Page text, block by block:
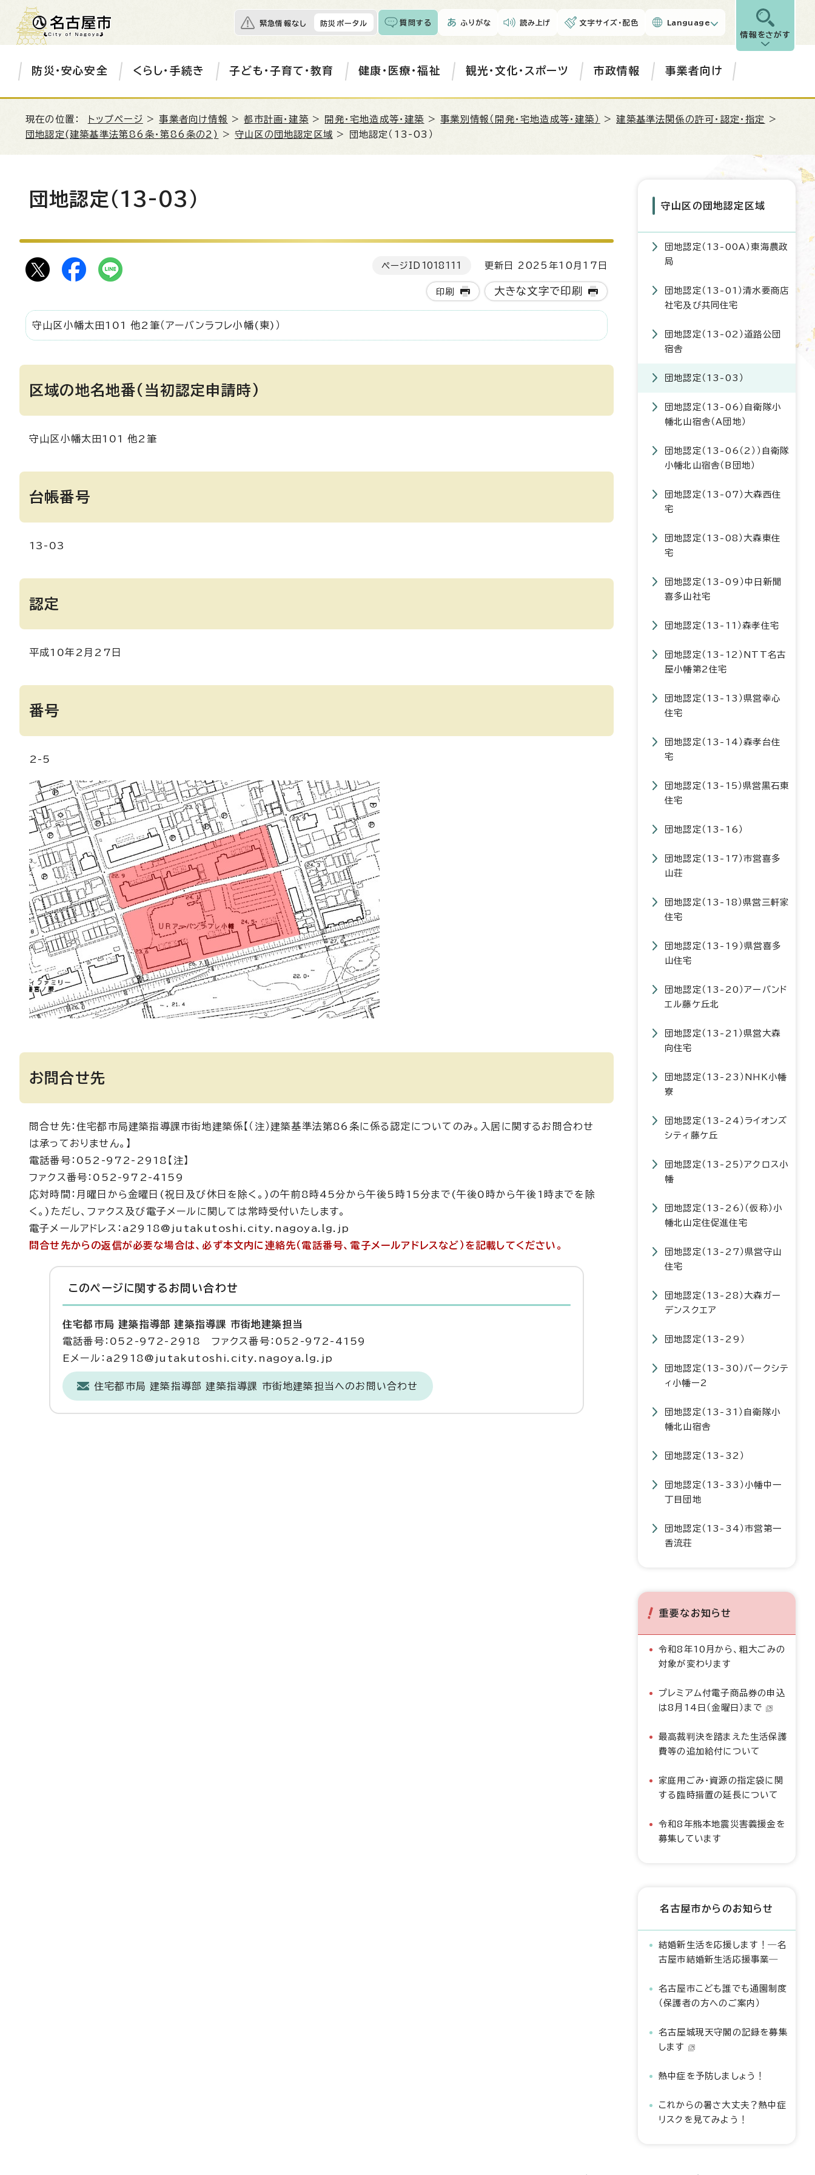
緊急情報なし 防災ポータル 質問する ふりがな 読み上げ 文字サイズ・配色 Language
情報をさがす
防災・安心安全 くらし・手続き 子ども・子育て・教育 健康・医療・福祉 観光・文化・スポーツ 市政情報 事業者向け
現在の位置： トップページ >事業者向け情報 >都市計画・建築 > 開発・宅地造成等・建築 >事業別情報（開発・宅地造成等・建築） >建築基準法関係の許可・認定・指定
>
団地認定(建築基準法第86条・第86条の2)
>守山区の団地認定区域 > 団地認定（13-03）
団地認定（13-03）
ページID 1018111 更新日 2025年10月17日
印刷 大きな文字で印刷
守山区小幡太田101 他2筆（アーバンラフレ小幡(東)）
区域の地名地番(当初認定申請時)
守山区小幡太田101 他2筆
台帳番号
13-03
認定
平成10年2月27日
番号
2-5
お問合せ先
問合せ先：住宅都市局建築指導課市街地建築係【（注）建築基準法第86条に係る認定についてのみ。入居に関するお問合わせ
は承っておりません。】
電話番号：052-972-2918【注】
ファクス番号：052-972-4159
応対時間：月曜日から金曜日(祝日及び休日を除く。)の午前8時45分から午後5時15分まで(午後0時から午後1時までを除
く。)ただし、ファクス及び電子メールに関しては常時受付いたします。
電子メールアドレス：a2918@jutakutoshi.city.nagoya.lg.jp
問合せ先からの返信が必要な場合は、必ず本文内に連絡先（電話番号、電子メールアドレスなど）を記載してください。
このページに関する お問い合わせ
住宅都市局 建築指導部 建築指導課 市街地建築担当
電話番号：052-972-2918 ファクス番号：052-972-4159
Eメール：a2918@jutakutoshi.city.nagoya.lg.jp
住宅都市局 建築指導部 建築指導課 市街地建築担当へのお問い合わせ
守山区の団地認定区域
団地認定（13-00A）東海農政
局
団地認定（13-01）清水要商店
社宅及び共同住宅
団地認定（13-02）道路公団
宿舎
団地認定（13-03）
団地認定（13-06）自衛隊小
幡北山宿舎（A団地）
団地認定（13-06（2））自衛隊
小幡北山宿舎（B団地）
団地認定（13-07）大森西住
宅
団地認定（13-08）大森東住
宅
団地認定（13-09）中日新聞
喜多山社宅
団地認定（13-11）森孝住宅
団地認定（13-12）NTT名古
屋小幡第2住宅
団地認定（13-13）県営幸心
住宅
団地認定（13-14）森孝台住
宅
団地認定（13-15）県営黒石東
住宅
団地認定（13-16）
団地認定（13-17）市営喜多
山荘
団地認定（13-18）県営三軒家
住宅
団地認定（13-19）県営喜多
山住宅
団地認定（13-20）アーバンド
エル藤ケ丘北
団地認定（13-21）県営大森
向住宅
団地認定（13-23）NHK小幡
寮
団地認定（13-24）ライオンズ
シティ藤ケ丘
団地認定（13-25）アクロス小
幡
団地認定（13-26）（仮称）小
幡北山定住促進住宅
団地認定（13-27）県営守山
住宅
団地認定（13-28）大森ガー
デンスクエア
団地認定（13-29）
団地認定（13-30）パークシテ
ィ小幡ー2
団地認定（13-31）自衛隊小
幡北山宿舎
団地認定（13-32）
団地認定（13-33）小幡中一
丁目団地
団地認定（13-34）市営第一
香流荘
重要なお知らせ
令和8年10月から、粗大ごみの
対象が変わります
プレミアム付電子商品券の申込
は8月14日（金曜日）まで
最高裁判決を踏まえた生活保護
費等の追加給付について
家庭用ごみ・資源の指定袋に関
する臨時措置の延長について
令和8年熊本地震災害義援金を
募集しています
名古屋市からのお知らせ
結婚新生活を応援します！―名
古屋市結婚新生活応援事業―
名古屋市こども誰でも通園制度
（保護者の方へのご案内）
名古屋城現天守閣の記録を募集
します
熱中症を予防しましょう！
これからの暑さ大丈夫？熱中症
リスクを見てみよう！